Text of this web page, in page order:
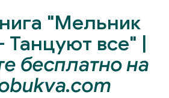
"Мельник
Танцуют все" |
бесплатно на